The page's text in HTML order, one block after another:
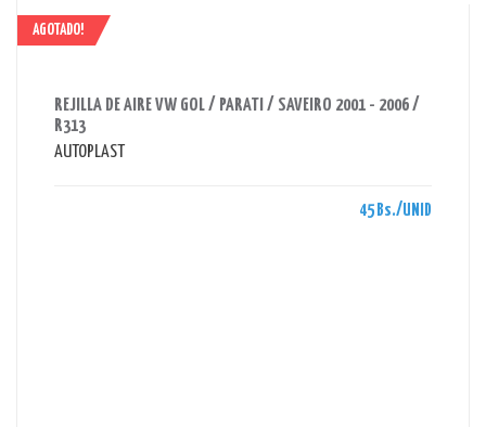
AGOTADO!
REJILLA DE AIRE VW GOL / PARATI / SAVEIRO 2001 - 2006 /
R313
AUTOPLAST
45 Bs./UNID